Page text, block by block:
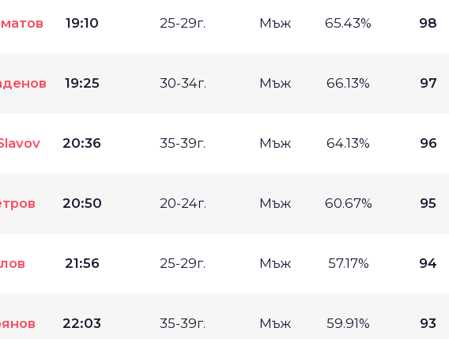
19:10 25-29г. Мъж 65.43% 98
19:25 30-34г. Мъж 66.13% 97
20:36 35-39г. Мъж 64.13% 96
20:50 20-24г. Мъж 60.67% 95
21:56 25-29г. Мъж 57.17% 94
22:03 35-39г. Мъж 59.91% 93